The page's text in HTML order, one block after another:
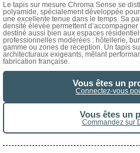
Le tapis sur mesure Chroma Sense se
polyamide, spécialement développée
une excellente tenue dans le temps. Sa
densité élevée permettent
destiné aussi bien aux espaces
professionnelles modérées : hôtellerie,
gamme ou zones de réception. Un tapis
architecturaux exigeants, mêlant
fabrication française.
Vous êtes un
Connectez-vous
Vous êtes un
Commandez sur